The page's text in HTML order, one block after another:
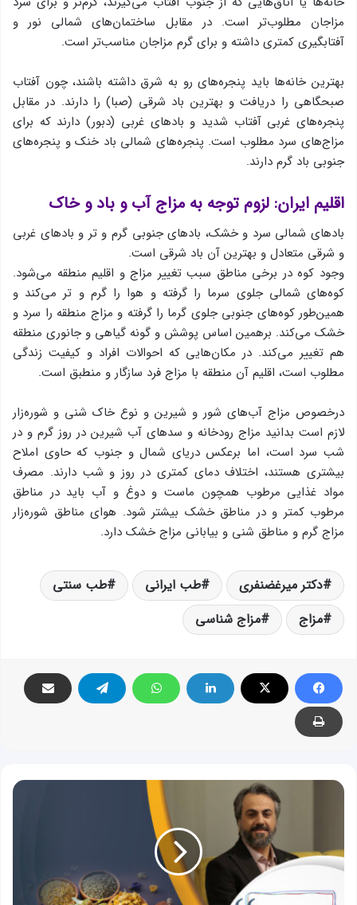
مزاجان مطلوب‌تر است. در مقابل ساختمان‌های شمالی نور و
آفتابگیری كمتری داشته و برای گرم مزاجان مناسب‌تر است.
بهترین خانه‌ها باید پنجره‌های رو به شرق داشته باشند، چون آفتاب
صبحگاهی را دریافت و بهترین باد شرقی (صبا) را دارند. در مقابل
پنجره‌های غربی آفتاب شدید و بادهای غربی (دبور) دارند كه برای
مزاج‌های سرد مطلوب است. پنجره‌های شمالی باد خنك و پنجره‌های
جنوبی باد گرم دارند.
اقلیم ایران: لزوم توجه به مزاج آب و باد و خاك
بادهای شمالی سرد و خشك، بادهای جنوبی گرم و تر و بادهای غربی
و شرقی متعادل و بهترین آن باد شرقی است.
وجود كوه در برخی مناطق سبب تغییر مزاج و اقلیم منطقه می‌شود.
كوه‌های شمالی جلوی سرما را گرفته و هوا را گرم و تر می‌كند و
همین‌طور كوه‌های جنوبی جلوی گرما را گرفته و مزاج منطقه را سرد و
خشك می‌كند. بر‌همین اساس پوشش و گونه گیاهی و جانوری منطقه
هم تغییر می‌كند. در مكان‌هایی كه احوالات افراد و كیفیت زندگی
مطلوب است، اقلیم آن منطقه با مزاج فرد سازگار و منطبق است.
درخصوص مزاج آب‌های شور و شیرین و نوع خاك شنی و شوره‌زار
لازم است بدانید مزاج رودخانه و سدهای آب شیرین در روز گرم و در
شب سرد است، اما برعكس دریای شمال و جنوب كه حاوی املاح
بیشتری هستند، اختلاف دمای كمتری در روز و شب دارند. مصرف
مواد غذایی مرطوب همچون ماست و دوغ و آب باید در مناطق
مرطوب كمتر و در مناطق خشك بیشتر شود. هوای مناطق شوره‌زار
مزاج گرم و مناطق شنی و بیابانی مزاج خشك دارد.
دکتر میرغضنفری طب ایرانی
طب سنتی
مزاج
مزاج شناسی
جلسه
آموزش
طب
سنتی